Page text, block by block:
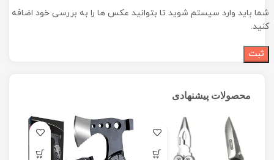
شما باید وارد سیستم شوید تا بتوانید عکس ها را به بررسی خود اضافه
کنید.
محصولات پیشنهادی